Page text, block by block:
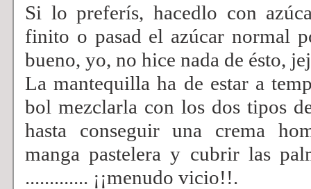
Si lo preferís, hacedlo con
finito o pasad el azúcar normal
bueno, yo, no hice nada de ésto,
La mantequilla ha de estar a
bol mezclarla con los dos tipos
hasta conseguir una crema
manga pastelera y cubrir las
............. ¡¡menudo vicio!!.